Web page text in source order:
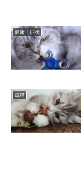
健康・症状
成猫